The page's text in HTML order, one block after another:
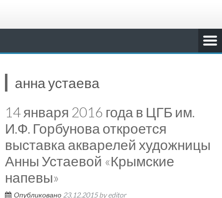
анна устаева
14 января 2016 года в ЦГБ им.
И.Ф. Горбунова откроется
выставка акварелей художницы
Анны Устаевой «Крымские
напевы»
Опубликовано 23.12.2015byeditor